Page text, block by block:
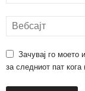
Зачувај го моето
за следниот пат